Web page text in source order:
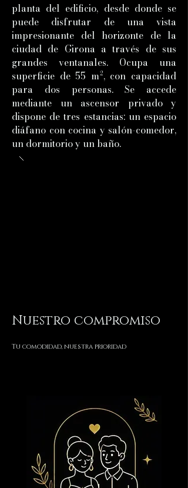
planta del edificio, desde donde se
puede disfrutar de una vista
impresionante del horizonte de la
ciudad de Girona a través de sus
grandes ventanales. Ocupa una
superficie de 55 m², con capacidad
para dos personas. Se accede
mediante un ascensor privado y
dispone de tres estancias: un espacio
diáfano con cocina y salón-comedor,
un dormitorio y un baño.
Nuestro compromiso
Tu comodidad, nuestra prioridad